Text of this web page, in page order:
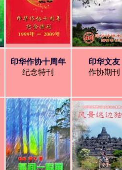
印华作协十周年
纪念特刊
印华文友
作协期刊